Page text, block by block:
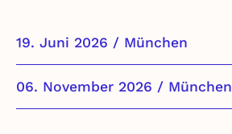
19. Juni 2026 / München
06. November 2026 / München